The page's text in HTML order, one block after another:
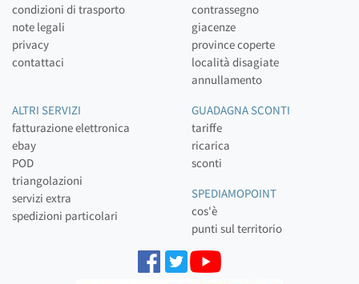
condizioni di trasporto
note legali
privacy
contattaci
contrassegno
giacenze
province coperte
località disagiate
annullamento
ALTRI SERVIZI
fatturazione elettronica
ebay
POD
triangolazioni
servizi extra
spedizioni particolari
GUADAGNA SCONTI
tariffe
ricarica
sconti
SPEDIAMOPOINT
cos'è
punti sul territorio